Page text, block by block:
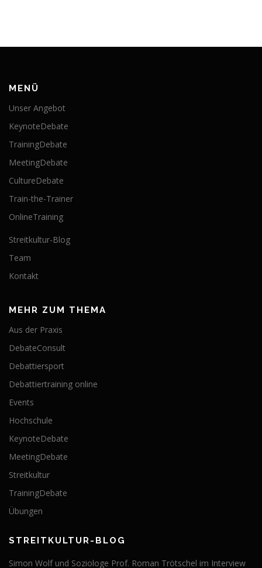
MENÜ
Unser Angebot
KeynoteDebate
TrainingDebate
MeetingDebate
CultureDebate
Train-the-Trainer
OnlineTraining
Streitkultur-Blog
Team
Kontakt
MEHR ZUM THEMA
Aus der Praxis
DebateConsult
Debattiersport
Debattiertraining online
Events
Hochschule
KeynoteDebate
MeetingDebate
Streitkultur
TrainingDebate
Übungen
STREITKULTUR-BLOG
Simon Wolf und Soziologe Prof. Roman Trötschel im Interview